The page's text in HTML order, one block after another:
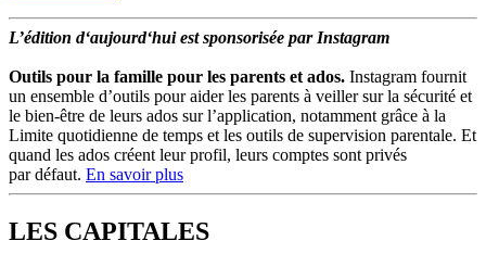
L’édition d‘aujourd‘hui est sponsorisée par Instagram
Outils pour la famille pour les parents et ados. Instagram fournit
un ensemble d’outils pour aider les parents à veiller sur la sécurité et
le bien-être de leurs ados surl’application, notamment grâce à la
Limite quotidienne de temps et les outils de supervision parentale. Et
quand les ados créent leur profil, leurs comptes sont privés
pardéfaut. En savoir plus
LES CAPITALES